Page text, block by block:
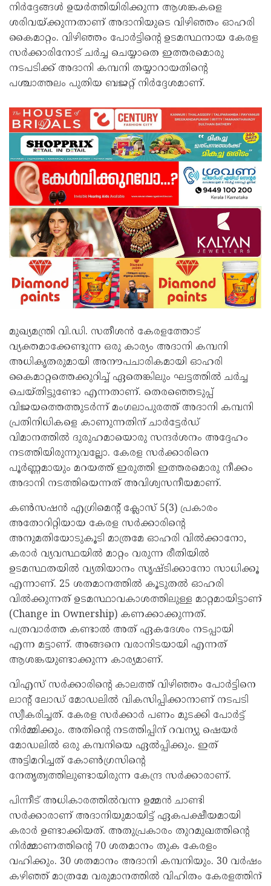
നിര്‍ദ്ദേങ്ങള്‍ ഉയര്‍ത്തിയിരിക്കുന്ന ആശങ്കകളെ
ശരിവയ്ക്കുന്നതാണ് അദാനിയുടെ വിഴിഞ്ഞം ഓഹരി
കൈമാറ്റം. വിഴിഞ്ഞം പോര്‍ട്ടിന്റെ ഉടമസ്ഥനായ കേരള
സര്‍ക്കാരിനോട് ചര്‍ച്ച ചെയ്യാതെ ഇത്തരമൊരു
നടപടിക്ക് അദാനി കമ്പനി തയ്യാറായതിന്റെ
പശ്ചാത്തലം പുതിയ ബജറ്റ് നിര്‍ദ്ദേശമാണ്.
മുഖ്യമന്ത്രി വി.ഡി. സതീശന്‍ കേരളത്തോട്
വ്യക്തമാക്കേണ്ടുന്ന ഒരു കാര്യം അദാനി കമ്പനി
അധികൃതരുമായി അനൗപചാരികമായി ഓഹരി
കൈമാറ്റത്തെക്കുറിച്ച് ഏതെങ്കിലും ഘട്ടത്തില്‍ ചര്‍ച്ച
ചെയ്തിട്ടുണ്ടോ എന്നതാണ്. തെരഞ്ഞെടുപ്പ്
വിജയത്തെത്തുടര്‍ന്ന് മംഗലാപുരത്ത് അദാനി കമ്പനി
പ്രതിനിധികളെ കാണുന്നതിന് ചാര്‍ട്ടേര്‍ഡ്
വിമാനത്തില്‍ ദുരുഹമായൊരു സന്ദര്‍ശനം അദ്ദേഹം
നടത്തിയിരുന്നുവല്ലോ. കേരള സര്‍ക്കാരിനെ
പൂര്‍ണ്ണമായും മറയത്ത് ഇരുത്തി ഇത്തരമൊരു നീക്കം
അദാനി നടത്തിയെന്നത് അവിശ്വസനീയമാണ്.
കണ്‍സഷന്‍ എഗ്രിമെന്റ് ക്ലോസ് 5(3) പ്രകാരം
അതോറിറ്റിയായ കേരള സര്‍ക്കാരിന്റെ
അനുമതിയോടുകൂടി മാത്രമേ ഓഹരി വില്‍ക്കാനോ,
കരാര്‍ വ്യവസ്ഥയില്‍ മാറ്റം വരുന്ന രീതിയില്‍
ഉടമസ്ഥതയില്‍ വ്യതിയാനം സൃഷ്ടിക്കാനോ സാധിക്കൂ
എന്നാണ്. 25 ശതമാനത്തില്‍ കൂടുതല്‍ ഓഹരി
വില്‍ക്കുന്നത് ഉടമസ്ഥാവകാശത്തിലുള്ള മാറ്റമായിട്ടാണ്
(Change in Ownership) കണക്കാക്കുന്നത്.
പത്രവാര്‍ത്ത കണ്ടാല്‍ അത് ഏകദേശം നടപ്പായി
എന്ന മട്ടാണ്. അങ്ങനെ വരാനിടയായി എന്നത്
ആശങ്കയുണ്ടാക്കുന്ന കാര്യമാണ്.
വിഎസ് സര്‍ക്കാരിന്റെ കാലത്ത് വിഴിഞ്ഞം പോര്‍ട്ടിനെ
ലാന്റ് ലോഡ് മോഡലില്‍ വികസിപ്പിക്കാനാണ് നടപടി
സ്വീകരിച്ചത്. കേരള സര്‍ക്കാര്‍ പണം മുടക്കി പോര്‍ട്ട്
നിര്‍മ്മിക്കും. അതിന്റെ നടത്തിപ്പിന് റവന്യു ഷെയര്‍
മോഡലില്‍ ഒരു കമ്പനിയെ ഏല്‍പ്പിക്കും. ഇത്
അട്ടിമറിച്ചത് കോണ്‍ഗ്രസിന്റെ
നേതൃത്വത്തിലുണ്ടായിരുന്ന കേന്ദ്ര സര്‍ക്കാരാണ്.
പിന്നീട് അധികാരത്തില്‍വന്ന ഉമ്മന്‍ ചാണ്ടി
സര്‍ക്കാരാണ് അദാനിയുമായിട്ട് ഏകപക്ഷീയമായി
കരാര്‍ ഉണ്ടാക്കിയത്. അതുപ്രകാരം തുറമുഖത്തിന്റെ
നിര്‍മ്മാണത്തിന്റെ 70 ശതമാനം തുക കേരളം
വഹിക്കും. 30 ശതമാനം അദാനി കമ്പനിയും. 30 വര്‍ഷം
കഴിഞ്ഞ് മാത്രമേ വരുമാനത്തില്‍ വിഹിതം കേരളത്തിന്